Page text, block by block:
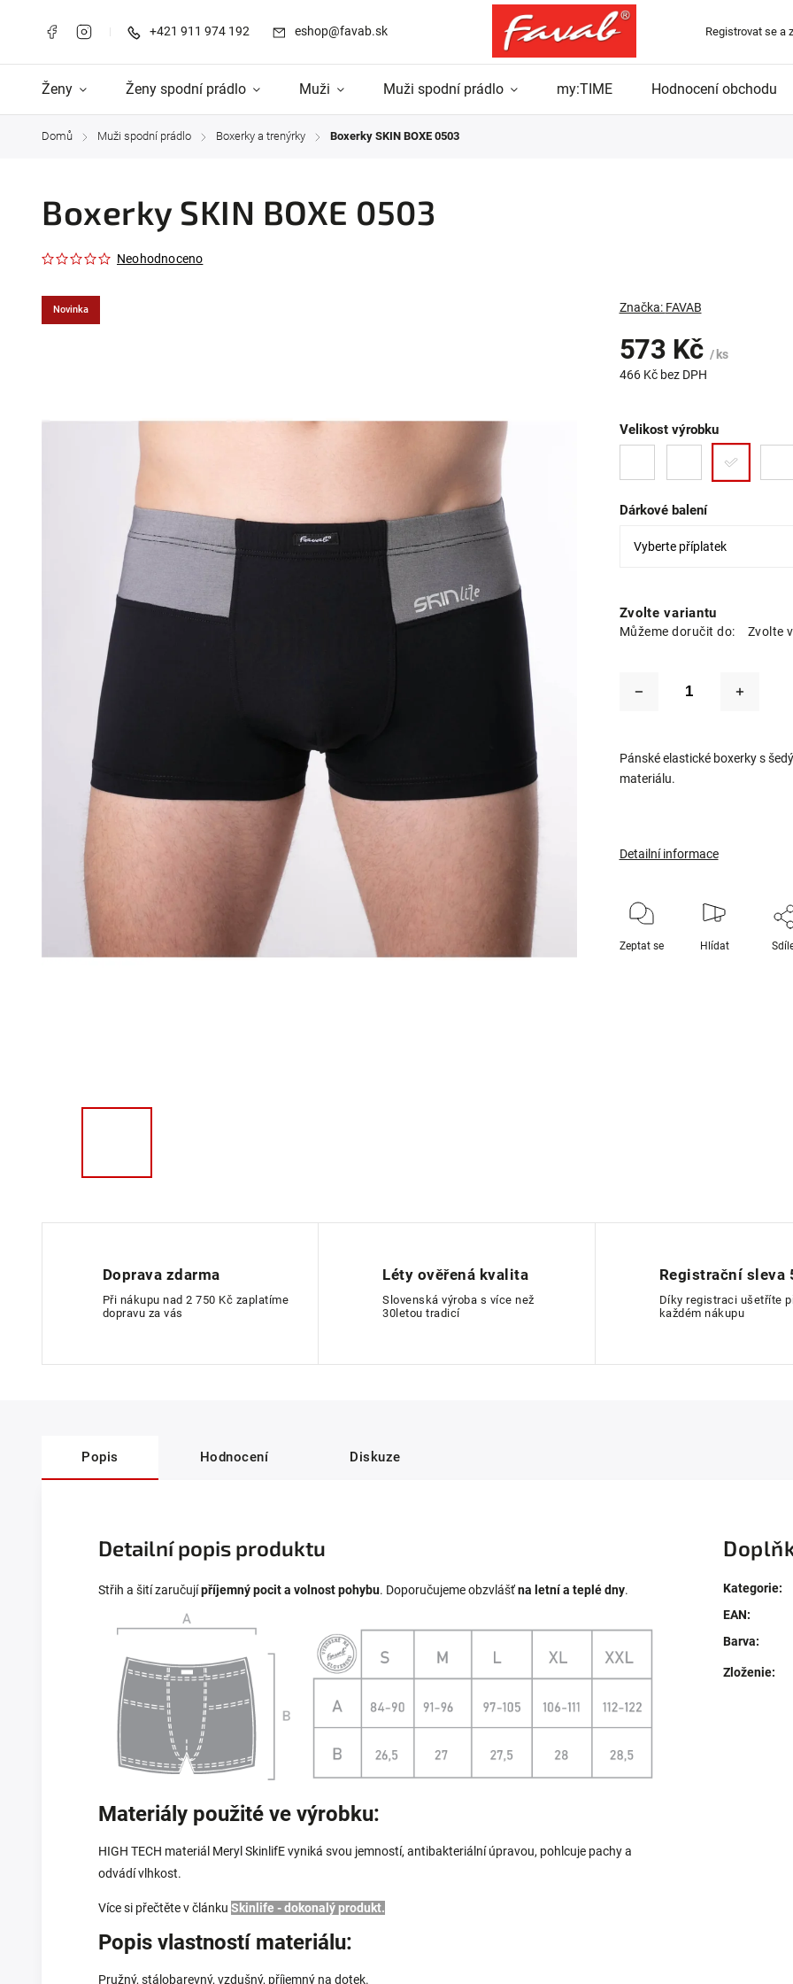
+421 911 974 192 eshop@favab.sk Registrovat se a
Ženy Ženy spodní prádlo Muži Muži spodní prádlo my:TIME Hodnocení obchodu
Domů / Muži spodní prádlo / Boxerky a trenýrky / Boxerky SKIN BOXE 0503
Boxerky SKIN BOXE 0503
Neohodnoceno
Novinka Značka: FAVAB
573 Kč / ks
466 Kčbez DPH
Zvolte variantu
Můžeme doručit do: Zvolte
Velikost výrobku
Dárkové balení
Pánské elastické boxerky s
materiálu.
Detailní informace
Zeptat se Hlídat
Doprava zdarma
Při nákupu nad 2 750 Kč zaplatíme
dopravu za vás
Léty ověřená kvalita
Slovenská výroba s více než
30letou tradicí
Registrační sleva
Díky registraci ušetříte
každém nákupu
Popis Hodnocení Diskuze
Detailní popis produktu
Střih a šití zaručujípříjemný pocit a volnost pohybu. Doporučujeme obzvlášťna letní a teplé dny.
Materiály použité ve výrobku:
HIGH TECH materiál Meryl SkinlifE vyniká svou jemností, antibakteriální úpravou, pohlcuje pachy a
odvádí vlhkost.
Více si přečtěte v článku Skinlife - dokonalý produkt.
Popis vlastností materiálu:
Pružný, stálobarevný, vzdušný, příjemný na dotek.
Kategorie:
EAN:
Barva:
Zloženie: